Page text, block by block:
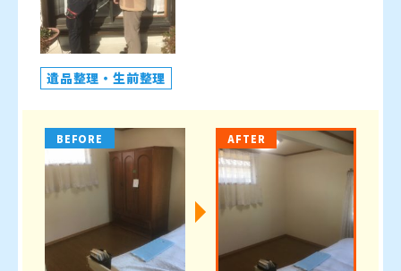
遺品整理・生前整理
BEFORE AFTER